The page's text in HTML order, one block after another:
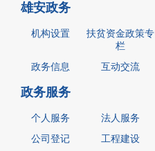
雄安政务
机构设置
扶贫资金政策专
栏
政务信息
互动交流
政务服务
个人服务 法人服务
公司登记
工程建设